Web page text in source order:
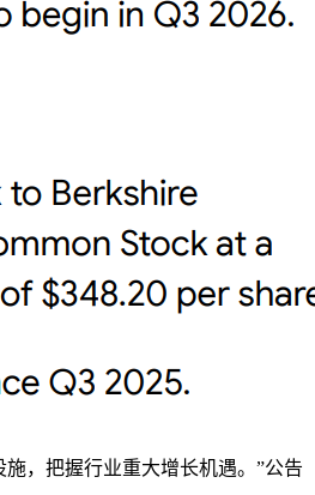
，把握行业重大增长机遇。”公告